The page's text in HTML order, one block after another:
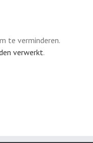
te verminderen.
verwerkt.